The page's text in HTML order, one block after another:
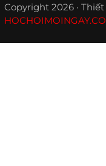
Copyright 2026 ·